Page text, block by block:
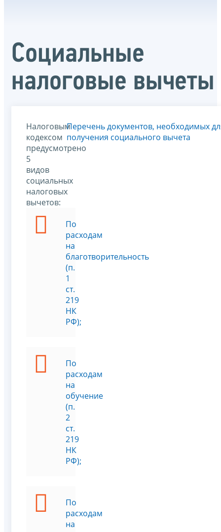
Социальные
налоговые вычеты
Налоговым
кодексом
предусмотрено
5
видов
социальных
налоговых
вычетов:
По
расходам
на
благотворительность
(п.
1
ст.
219
НК
РФ);
По
расходам
на
обучение
(п.
2
ст.
219
НК
РФ);
По
расходам
на
Перечень документов, необходимых
получения социального вычета